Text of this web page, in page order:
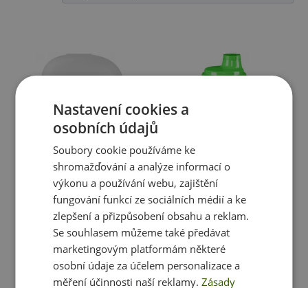
GreenFood Pillbox (zásobník
na tablety)
39 Kč
2 varianty
GreenFood šejkr 300 ml
79 Kč
skladem
Nastavení cookies a
osobních údajů
Soubory cookie používáme ke
shromažďování a analýze informací o
výkonu a používání webu, zajištění
fungování funkcí ze sociálních médií a ke
zlepšení a přizpůsobení obsahu a reklam.
Se souhlasem můžeme také předávat
marketingovým platformám některé
osobní údaje za účelem personalizace a
měření účinnosti naší reklamy.Zásady